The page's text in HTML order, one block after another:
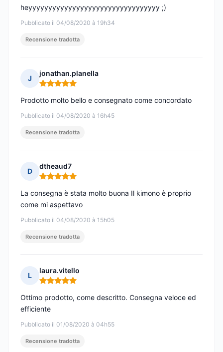
Pubblicato il 04/08/2020 à 19h34
heyyyyyyyyyyyyyyyyyyyyyyyyyyyyyyyyy ;)
Recensione tradotta
J
jonathan.planella
Nota: 5 su 5
Pubblicato il 04/08/2020 à 16h45
Prodotto molto bello e consegnato come concordato
Recensione tradotta
D
dtheaud7
Nota: 5 su 5
Pubblicato il 04/08/2020 à 15h05
La consegna è stata molto buona Il kimono è proprio
come mi aspettavo
Recensione tradotta
L
laura.vitello
Nota: 5 su 5
Pubblicato il 01/08/2020 à 04h55
Ottimo prodotto, come descritto. Consegna veloce ed
efficiente
Recensione tradotta